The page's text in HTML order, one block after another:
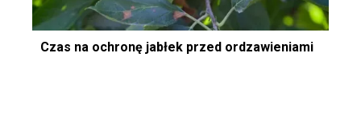
Czas na ochronę jabłek przed ordzawieniami